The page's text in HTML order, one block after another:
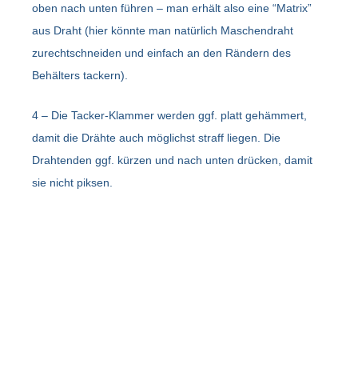
oben nach unten führen – man erhält also eine “Matrix”
aus Draht (hier könnte man natürlich Maschendraht
zurechtschneiden und einfach an den Rändern des
Behälters tackern).
4 – Die Tacker-Klammer werden ggf. platt gehämmert,
damit die Drähte auch möglichst straff liegen. Die
Drahtenden ggf. kürzen und nach unten drücken, damit
sie nicht piksen.